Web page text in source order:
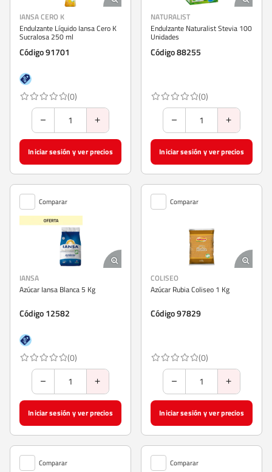
IANSA CERO K
Endulzante Líquido Iansa Cero K
Sucralosa 250 ml
Código 91701
(0)
Iniciar sesión y ver precios
NATURALIST
Endulzante Naturalist Stevia 100
Unidades
Código 88255
(0)
Iniciar sesión y ver precios
Comparar
IANSA
Azúcar Iansa Blanca 5 Kg
Código 12582
(0)
Iniciar sesión y ver precios
Comparar
COLISEO
Azúcar Rubia Coliseo 1 Kg
Código 97829
(0)
Iniciar sesión y ver precios
Comparar Comparar